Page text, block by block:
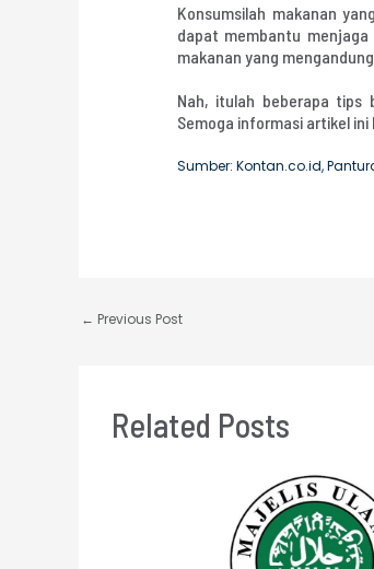
Konsumsilah makanan
dapat membantu
makanan yang
Nah, itulah beberapa tips
Semoga informasi artikel
Sumber: Kontan.co.id,
← Previous Post
Related Posts